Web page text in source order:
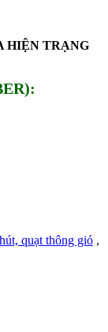
HIỆN TRẠNG
quạt thông gió ,